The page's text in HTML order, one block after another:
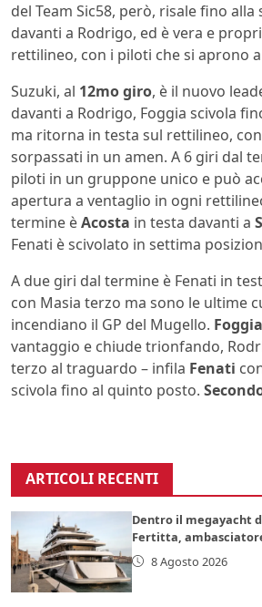
del Team Sic58, però, risale fino
davanti a Rodrigo, ed è vera e
rettilineo, con i piloti che si aprono
Suzuki, al 12mo giro, è il nuovo
davanti a Rodrigo, Foggia scivola
ma ritorna in testa sul rettilineo,
sorpassati in un amen. A 6 giri dal
piloti in un gruppone unico e può
apertura a ventaglio in ogni
termine èAcosta in testa davanti a
Fenati è scivolato in settima
A due giri dal termine è Fenati in
con Masia terzo ma sono le ultime
incendiano il GP del Mugello. Foggia
vantaggio e chiude trionfando,
terzo al traguardo – infila Fenati
scivola fino al quinto posto.
ARTICOLI RECENTI
Dentro il megayacht
Fertitta,
8 Agosto 2026